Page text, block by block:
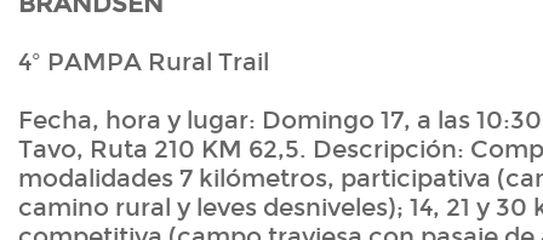
4º PAMPA Rural Trail
Fecha, hora y lugar: Domingo 17, a las
Tavo, Ruta 210 KM 62,5. Descripción:
modalidades 7 kilómetros, participativa
camino rural y leves desniveles); 14, 21 y